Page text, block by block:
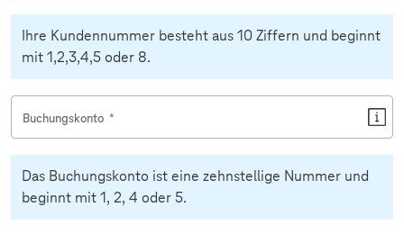
Ihre Kundennummer besteht aus 10 Ziffern und beginnt
mit 1,2,3,4,5 oder 8.
Buchungskonto *
Das Buchungskonto ist eine zehnstellige Nummer und
beginnt mit 1, 2, 4 oder 5.